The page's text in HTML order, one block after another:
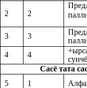
2 2
3 3
4
4
Сасё тата
5
1